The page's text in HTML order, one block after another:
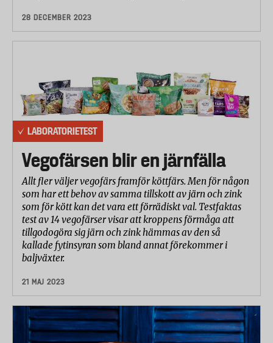
28 DECEMBER 2023
LABORATORIETEST
Vegofärsen blir en järnfälla
Allt fler väljer vegofärs framför köttfärs. Men för någon
som har ett behov av samma tillskott av järn och zink
som för kött kan det vara ett förrädiskt val. Testfaktas
test av 14 vegofärser visar att kroppens förmåga att
tillgodogöra sig järn och zink hämmas av den så
kallade fytinsyran som bland annat förekommer i
baljväxter.
21 MAJ 2023